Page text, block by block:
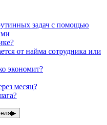
задач с помощью
от найма сотрудника или
экономит?
месяц?
▶